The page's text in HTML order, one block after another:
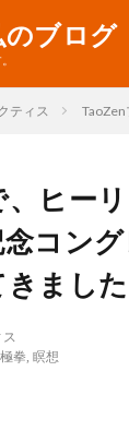
のブログ
ティス
ヒー
コン
ました
ス
拳, 瞑想